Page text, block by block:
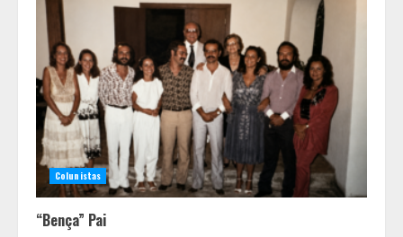
Colunistas
“Bença” Pai